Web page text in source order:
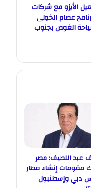
الأيزو مع شركات
عصام الخولى
الغوص بجنوب
عبد اللطيف: مصر
مقومات إنشاء مطار
دبي وإسطنبول